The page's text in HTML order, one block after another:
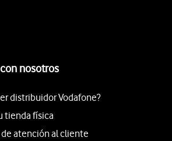
nosotros
distribuidor Vodafone?
tienda física
atención al cliente